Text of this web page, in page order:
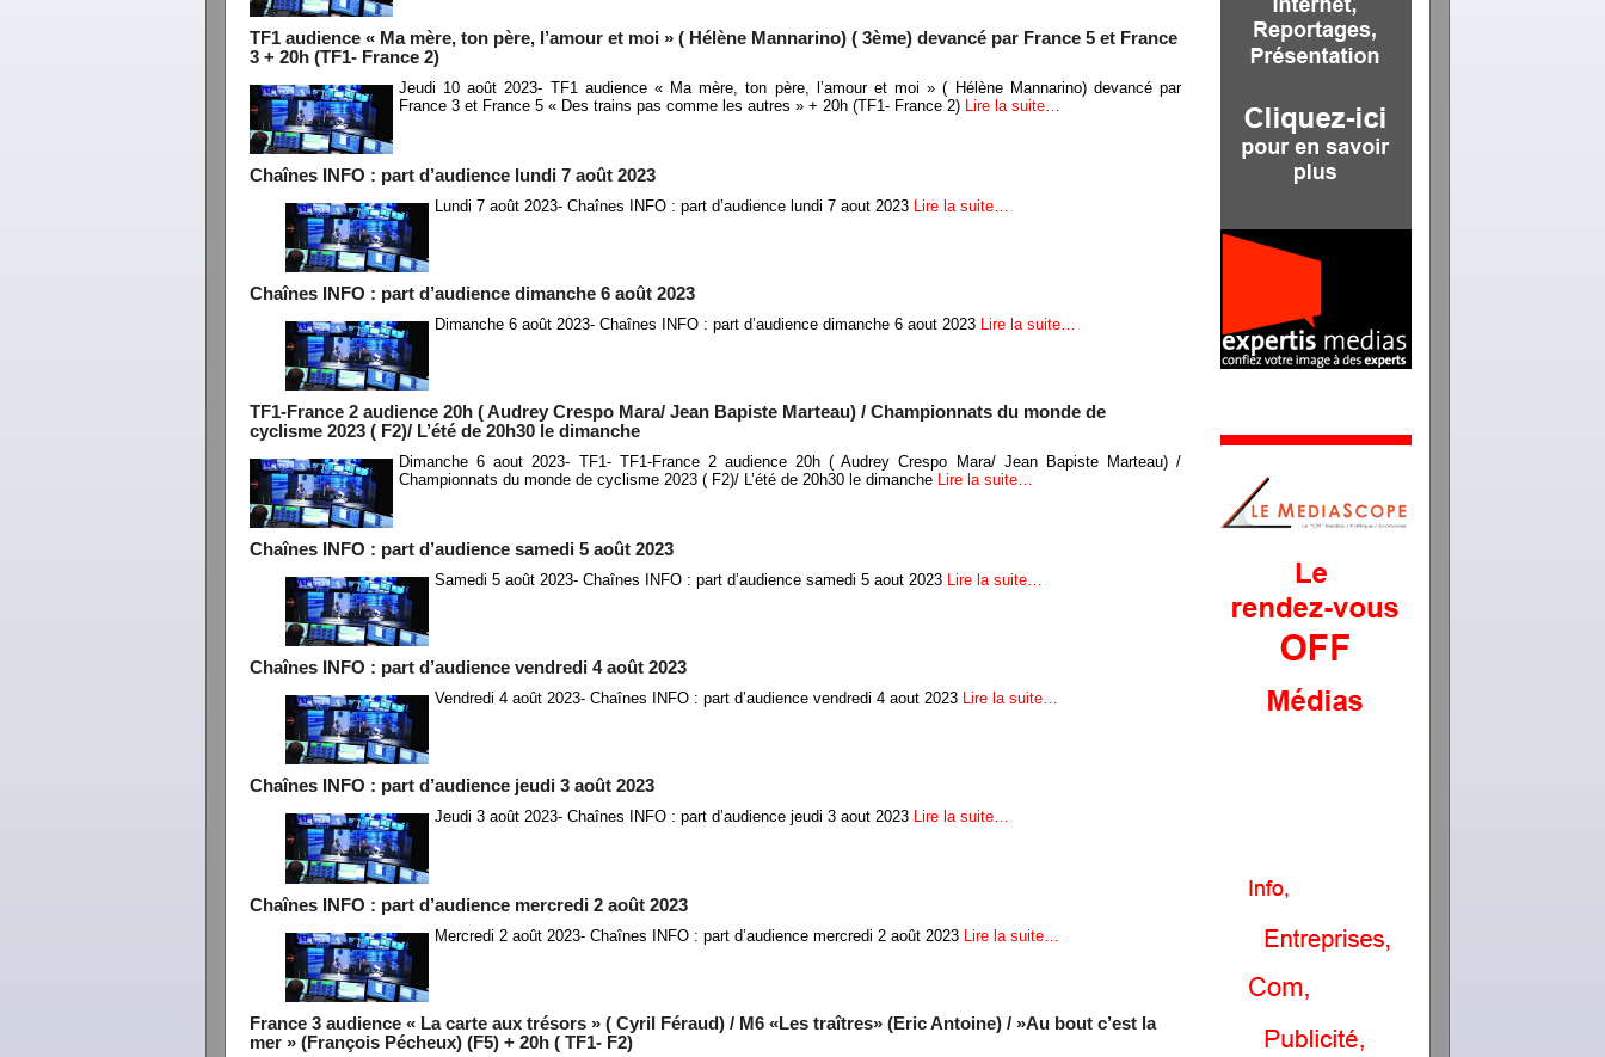
TF1 audience « Ma mère, ton père, l’amour et moi » ( Hélène Mannarino) ( 3ème) devancé par France 5 et France
3 + 20h (TF1- France 2)
Jeudi 10 août 2023- TF1 audience « Ma mère, ton père, l’amour et moi » ( Hélène Mannarino) devancé par
France 3 et France 5 « Des trains pas comme les autres » + 20h (TF1- France 2) Lire la suite…
Chaînes INFO : part d’audience lundi 7 août 2023
Lundi 7 août 2023- Chaînes INFO : part d’audience lundi 7 aout 2023 Lire la suite…
Chaînes INFO : part d’audience dimanche 6 août 2023
Dimanche 6 août 2023- Chaînes INFO : part d’audience dimanche 6 aout 2023 Lire la suite…
TF1-France 2 audience 20h ( Audrey Crespo Mara/ Jean Bapiste Marteau) / Championnats du monde de
cyclisme 2023 ( F2)/ L’été de 20h30 le dimanche
Dimanche 6 aout 2023- TF1- TF1-France 2 audience 20h ( Audrey Crespo Mara/ Jean Bapiste Marteau) /
Championnats du monde de cyclisme 2023 ( F2)/ L’été de 20h30 le dimanche Lire la suite…
Chaînes INFO : part d’audience samedi 5 août 2023
Samedi 5 août 2023- Chaînes INFO : part d’audience samedi 5 aout 2023 Lire la suite…
Chaînes INFO : part d’audience vendredi 4 août 2023
Vendredi 4 août 2023- Chaînes INFO : part d’audience vendredi 4 aout 2023 Lire la suite…
Chaînes INFO : part d’audience jeudi 3 août 2023
Jeudi 3 août 2023- Chaînes INFO : part d’audience jeudi 3 aout 2023 Lire la suite…
Chaînes INFO : part d’audience mercredi 2 août 2023
Mercredi 2 août 2023- Chaînes INFO : part d’audience mercredi 2 août 2023 Lire la suite…
France 3 audience « La carte aux trésors » ( Cyril Féraud) / M6 «Les traîtres» (Eric Antoine) / »Au bout c’est la
mer » (François Pécheux) (F5) + 20h ( TF1- F2)